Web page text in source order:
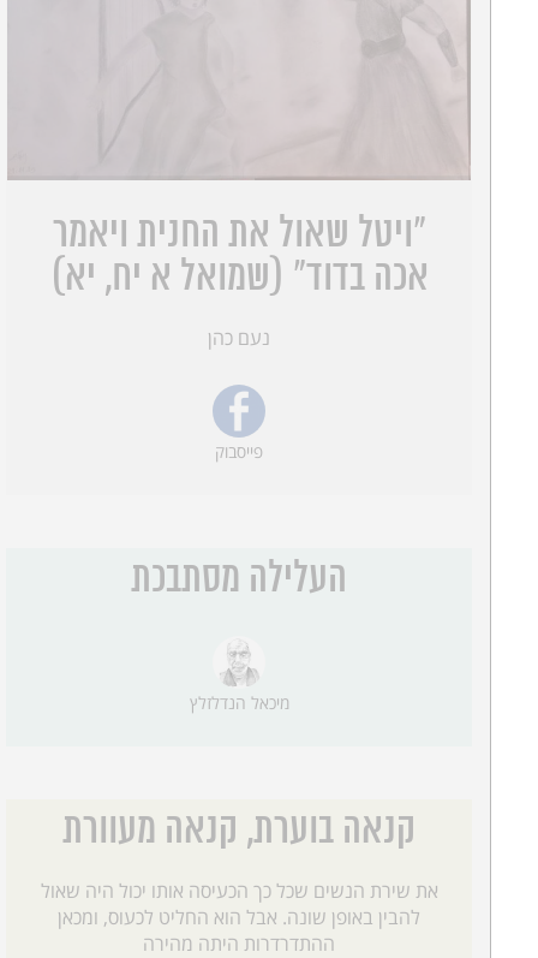
"ויטל שאול את החנית ויאמר
אכה בדוד" (שמואל א יח, יא)
נעם כהן
פייסבוק
העלילה מסתבכת
מיכאל הנדלזלץ
קנאה בוערת, קנאה מעוורת
את שירת הנשים שכל כך הכעיסה אותו יכול היה שאול
להבין באופן שונה. אבל הוא החליט לכעוס, ומכאן
ההתדרדרות היתה מהירה